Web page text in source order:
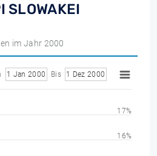
SLOWAKEI
im Jahr 2000
1 Jan 2000 Bis 1 Dez 2000
16%
17%